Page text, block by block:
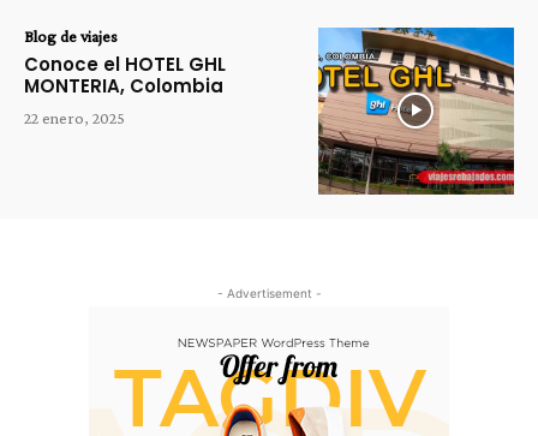
Blog de viajes
Conoce el HOTEL GHL
MONTERIA, Colombia
22 enero, 2025
- Advertisement -